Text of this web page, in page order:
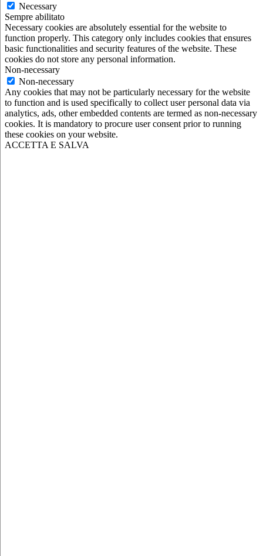
Necessary
Sempre abilitato
Necessary cookies are absolutely essential for the website to
function properly. This category only includes cookies that ensures
basic functionalities and security features of the website. These
cookies do not store any personal information.
Non-necessary
Non-necessary
Any cookies that may not be particularly necessary for the website
to function and is used specifically to collect user personal data via
analytics, ads, other embedded contents are termed as non-necessary
cookies. It is mandatory to procure user consent prior to running
these cookies on your website.
ACCETTA E SALVA